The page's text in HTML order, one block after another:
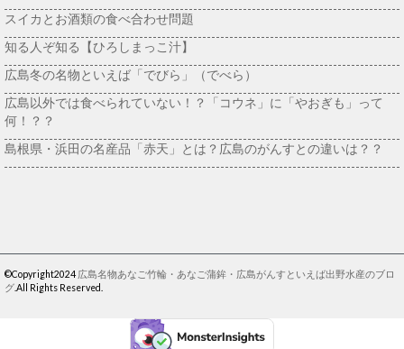
スイカとお酒類の食べ合わせ問題
知る人ぞ知る【ひろしまっこ汁】
広島冬の名物といえば「でびら」（でべら）
広島以外では食べられていない！？「コウネ」に「やおぎも」って
何！？？
島根県・浜田の名産品「赤天」とは？広島のがんすとの違いは？？
©Copyright2024 広島名物あなご竹輪・あなご蒲鉾・広島がんすといえば出野水産のブロ
グ.All Rights Reserved.